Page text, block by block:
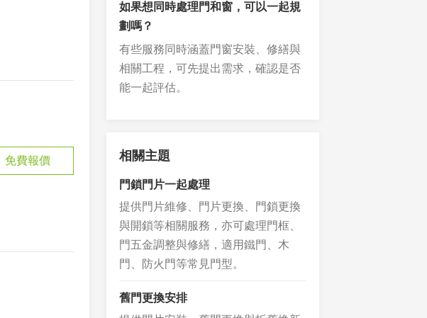
免費報價
如果想同時處理門和窗，可以一起規
劃嗎？
有些服務同時涵蓋門窗安裝、修繕與
相關工程，可先提出需求，確認是否
能一起評估。
相關主題
門鎖門片一起處理
提供門片維修、門片更換、門鎖更換
與開鎖等相關服務，亦可處理門框、
門五金調整與修繕，適用鐵門、木
門、防火門等常見門型。
舊門更換安排